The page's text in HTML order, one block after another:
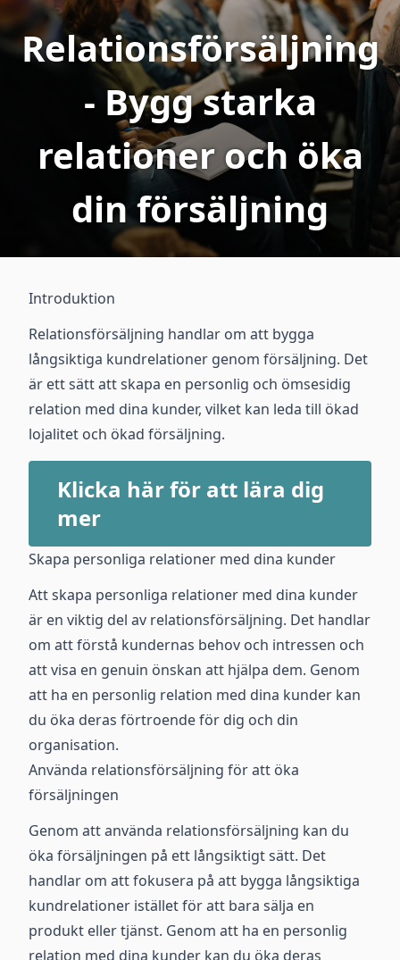
Relationsförsäljning
- Bygg starka
relationer och öka
din försäljning
Introduktion
Relationsförsäljning handlar om att bygga
långsiktiga kundrelationer genom försäljning. Det
är ett sätt att skapa en personlig och ömsesidig
relation med dina kunder, vilket kan leda till ökad
lojalitet och ökad försäljning.
Klicka här för att lära dig
mer
Skapa personliga relationer med dina kunder
Att skapa personliga relationer med dina kunder
är en viktig del av relationsförsäljning. Det handlar
om att förstå kundernas behov och intressen och
att visa en genuin önskan att hjälpa dem. Genom
att ha en personlig relation med dina kunder kan
du öka deras förtroende för dig och din
organisation.
Använda relationsförsäljning för att öka
försäljningen
Genom att använda relationsförsäljning kan du
öka försäljningen på ett långsiktigt sätt. Det
handlar om att fokusera på att bygga långsiktiga
kundrelationer istället för att bara sälja en
produkt eller tjänst. Genom att ha en personlig
relation med dina kunder kan du öka deras